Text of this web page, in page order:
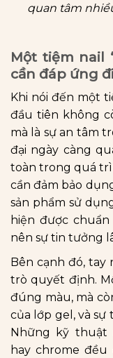
quan tâm
Một tiệm nail
cần đáp ứng
Khi nói đến một
đầu tiên không
mà là sự an tâm
đại ngày càng
toàn trong quá
cần đảm bảo
sản phẩm sử
hiện được
nên sự tin tưởng
Bên cạnh đó, tay
trò quyết định.
đúng màu, mà
của lớp gel, và
Những kỹ thuật
hay chrome đều